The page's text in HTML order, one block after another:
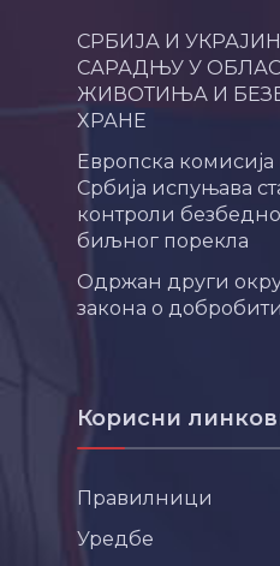
СРБИЈА И
САРАДЊУ У
ЖИВОТИЊА И
ХРАНЕ
Европска
Србија испуњава
контроли
биљног порекла
Одржан други
закона о
Корисни
Правилници
Уредбе